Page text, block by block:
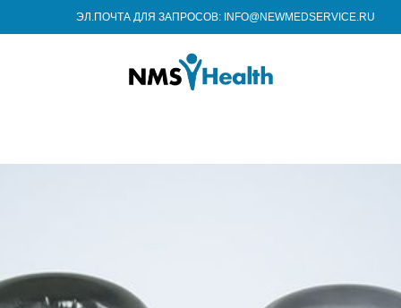
ЭЛ.ПОЧТА ДЛЯ ЗАПРОСОВ: INFO@NEWMEDSERVICE.RU